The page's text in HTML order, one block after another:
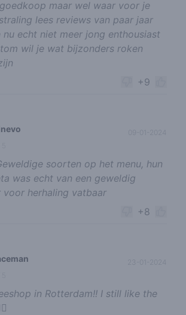
maar wel waar voor je
lees reviews van paar jaar
echt niet meer jong enthousiast
wil je wat bijzonders roken
+9
soorten op het menu, hun
was echt van een geweldig
voor herhaling vatbaar
+8
23-01-2024
in Rotterdam!! I still like the